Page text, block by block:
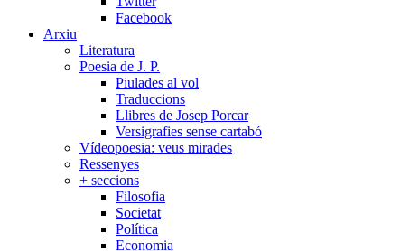
Facebook
Arxiu
Literatura
Poesia de J. P.
Piulades al vol
Traduccions
Llibres de Josep Porcar
Versigrafies sense cartabó
Vídeopoesia: veus mirades
Ressenyes
+ seccions
Filosofia
Societat
Política
Economia